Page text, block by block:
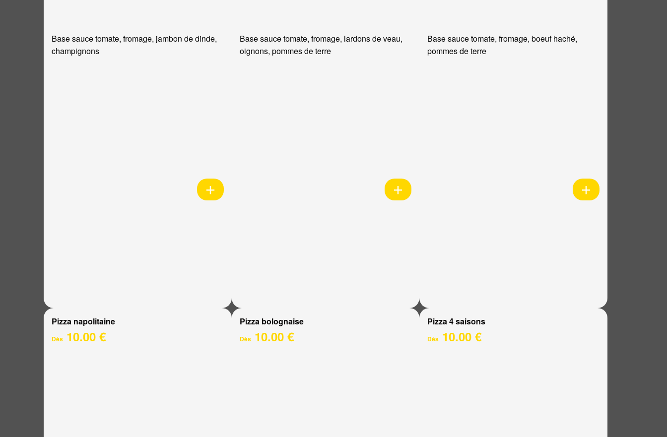
Base sauce tomate, fromage, jambon de dinde,
champignons
Base sauce tomate, fromage, lardons de veau,
oignons, pommes de terre
Base sauce tomate, fromage, boeuf haché,
pommes de terre
Pizza napolitaine
Dès 10.00 €
Pizza bolognaise
Dès10.00 €
Pizza 4 saisons
Dès 10.00 €